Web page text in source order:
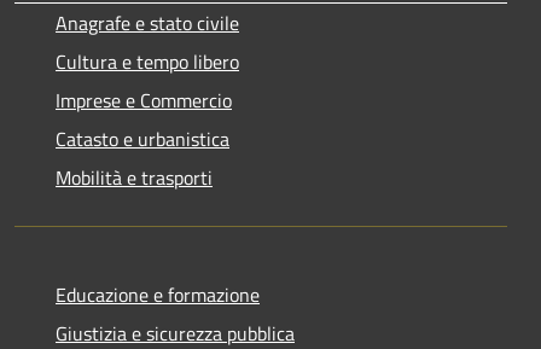
Anagrafe e stato civile
Cultura e tempo libero
Imprese e Commercio
Catasto e urbanistica
Mobilità e trasporti
Educazione e formazione
Giustizia e sicurezza pubblica